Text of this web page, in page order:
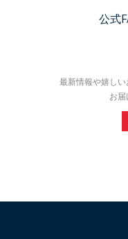
公式
最新情報や嬉し
お届